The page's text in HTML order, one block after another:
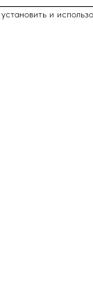
и